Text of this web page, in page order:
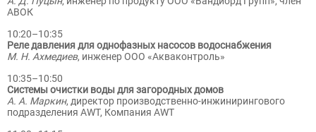
АВОК
10:20–10:35
Реле давления для однофазных насосов водоснабжения
М. Н. Ахмедиев, инженер ООО «Акваконтроль»
10:35–10:50
Системы очистки воды для загородных домов
А. А. Маркин, директор производственно-инжинирингового
подразделения AWT, Компания AWT